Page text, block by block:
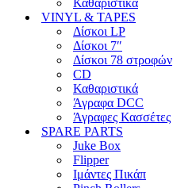
Καθαριστικά
VINYL & TAPES
Δίσκοι LP
Δίσκοι 7″
Δίσκοι 78 στροφών
CD
Καθαριστικά
Άγραφα DCC
Άγραφες Κασσέτες
SPARE PARTS
Juke Box
Flipper
Ιμάντες Πικάπ